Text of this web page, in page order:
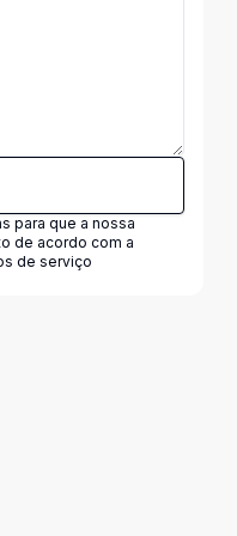
para que a nossa
de acordo com a
de serviço